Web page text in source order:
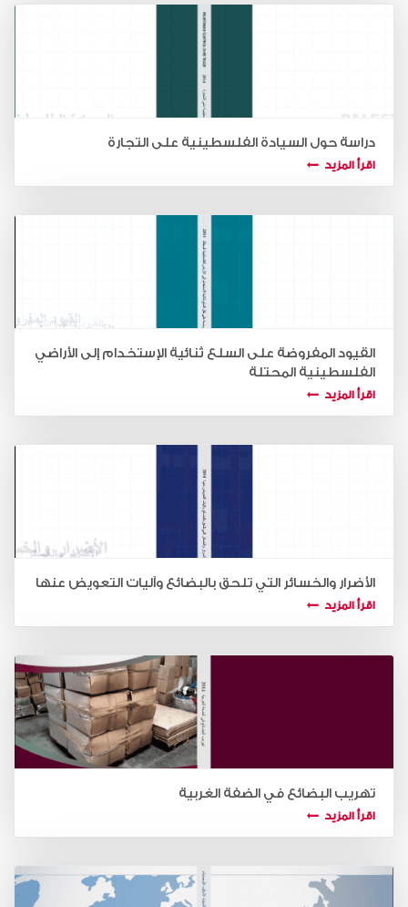
دراسة حول السيادة الفلسطينية على التجارة
اقرأ المزيد
القيود المفروضة على السلع ثنائية الإستخدام إلى الأراضي
الفلسطينية المحتلة
اقرأ المزيد
الأضرار والخسائر التي تلحق بالبضائع وآليات التعويض عنها
اقرأ المزيد
تهريب البضائع في الضفة الغربية
اقرأ المزيد